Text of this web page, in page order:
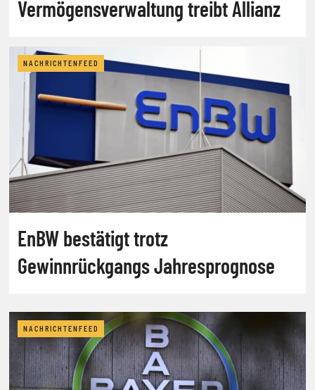
Vermögensverwaltung treibt Allianz
NACHRICHTENFEED
EnBW bestätigt trotz
Gewinnrückgangs Jahresprognose
NACHRICHTENFEED